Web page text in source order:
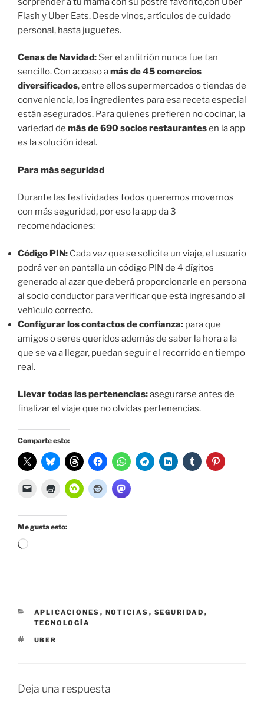
Flash y Uber Eats. Desde vinos, artículos de cuidado
personal, hasta juguetes.
Cenas de Navidad: Ser el anfitrión nunca fue tan
sencillo. Con acceso amás de 45 comercios
diversificados, entre ellos supermercados o tiendas de
conveniencia, los ingredientes para esa receta especial
están asegurados. Para quienes prefieren no cocinar, la
variedad de más de 690 socios restaurantesen la app
es la solución ideal.
Para más seguridad
Durante las festividades todos queremos movernos
con más seguridad, por eso la app da 3
recomendaciones:
Código PIN: Cada vez que se solicite un viaje, el usuario
podrá ver en pantalla un código PIN de 4 dígitos
generado al azar que deberá proporcionarle en persona
al socio conductor para verificar que está ingresando al
vehículo correcto.
Configurar los contactos de confianza: para que
amigos o seres queridos además de saber la hora a la
que se va a llegar, puedan seguir el recorrido en tiempo
real.
Llevar todas las pertenencias:asegurarse antes de
finalizar el viaje que no olvidas pertenencias.
Comparte esto:
Me gusta esto:
Cargando...
CATEGORÍAS
APLICACIONES , NOTICIAS , SEGURIDAD ,
TECNOLOGÍA
ETIQUETAS
UBER
Deja una respuesta